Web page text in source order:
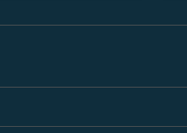
CTS–BCN: cmp-view-offers-
CTS–BCN: cmp-view-offers-
CTS–BCN: cmp-view-
CTS–BCN: cmp-view-
CTS–BCN: cmp-
CTS–BCN: